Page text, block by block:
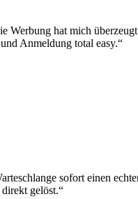
Werbung hat mich
Anmeldung total easy.“
sofort einen
gelöst.“